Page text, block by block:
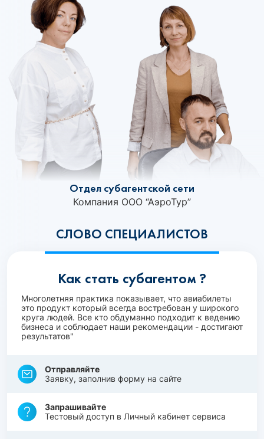
СЛОВО СПЕЦИАЛИСТОВ
Отдел субагентской сети
Компания ООО “АэроТур”
Как стать субагентом ?
Многолетняя практика показывает, что авиабилеты
это продукт который всегда востребован у широкого
круга людей. Все кто обдуманно подходит к ведению
бизнеса и соблюдает наши рекомендации - достигают
результатов"
Отправляйте
Заявку, заполнив форму на сайте
Запрашивайте
Тестовый доступ в Личный кабинет сервиса